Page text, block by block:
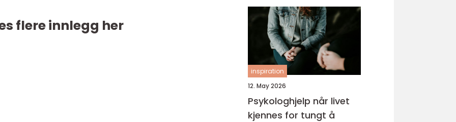
flere innlegg her
inspiration
12. May 2026
Psykologhjelp når livet
kjennes for tungt å